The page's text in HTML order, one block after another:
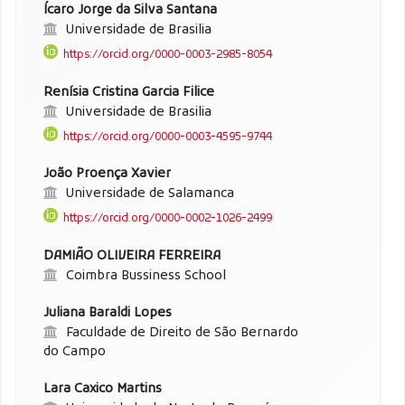
Ícaro Jorge da Silva Santana
Universidade de Brasilia
https://orcid.org/0000-0003-2985-8054
Renísia Cristina Garcia Filice
Universidade de Brasilia
https://orcid.org/0000-0003-4595-9744
João Proença Xavier
Universidade de Salamanca
https://orcid.org/0000-0002-1026-2499
DAMIÃO OLIVEIRA FERREIRA
Coimbra Bussiness School
Juliana Baraldi Lopes
Faculdade de Direito de São Bernardo
do Campo
Lara Caxico Martins